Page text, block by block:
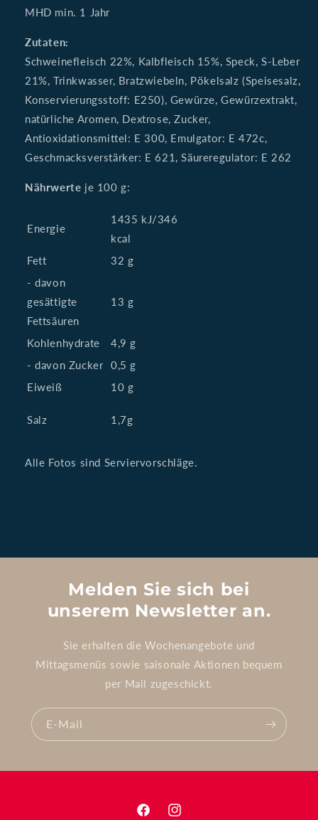
MHD min. 1 Jahr
Zutaten:
Schweinefleisch 22%, Kalbfleisch 15%, Speck, S-Leber
21%, Trinkwasser, Bratzwiebeln, Pökelsalz (Speisesalz,
Konservierungsstoff: E250), Gewürze, Gewürzextrakt,
natürliche Aromen, Dextrose, Zucker,
Antioxidationsmittel: E 300, Emulgator: E 472c,
Geschmacksverstärker: E 621, Säureregulator: E 262
Nährwerte je 100 g:
Energie
1435 kJ/346
kcal
Fett
32 g
- davon
gesättigte
Fettsäuren
13 g
Kohlenhydrate
4,9 g
- davon Zucker 0,5 g
Eiweiß
10 g
Salz 1,7g
Alle Fotos sind Serviervorschläge.
Melden Sie sich bei
unserem Newsletter an.
Sie erhalten die Wochenangebote und
Mittagsmenüs sowie saisonale Aktionen bequem
per Mail zugeschickt.
E-Mail